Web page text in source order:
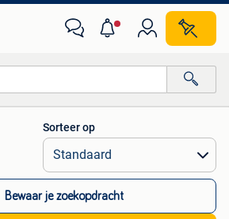
Alle afstanden…
Sorteer op
Bewaar je zoekopdracht